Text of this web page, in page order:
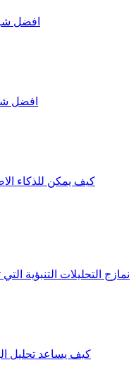
افضل
افضل
كيف يمكن للذكاء
نمازج التحليلات التنبؤية
كيف يساعد تحليل